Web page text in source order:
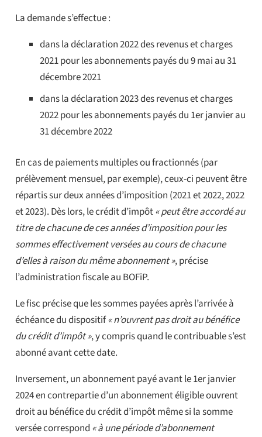
La demande s’effectue :
dans la déclaration 2022 des revenus et charges
2021 pour les abonnements payés du 9 mai au 31
décembre 2021
dans la déclaration 2023 des revenus et charges
2022 pour les abonnements payés du 1er janvier au
31 décembre 2022
En cas de paiements multiples ou fractionnés (par
prélèvement mensuel, par exemple), ceux-ci peuvent être
répartis sur deux années d’imposition (2021 et 2022, 2022
et 2023). Dès lors, le crédit d’impôt« peut être accordé au
titre de chacune de ces années d’imposition pour les
sommes effectivement versées au cours de chacune
d’elles à raison du même abonnement », précise
l’administration fiscale au BOFiP.
Le fisc précise que les sommes payées après l’arrivée à
échéance du dispositif« n’ouvrent pas droit au bénéfice
du crédit d’impôt », y compris quand le contribuable s’est
abonné avant cette date.
Inversement, un abonnement payé avant le 1er janvier
2024 en contrepartie d’un abonnement éligible ouvrent
droit au bénéfice du crédit d’impôt même si la somme
versée correspond « à une période d’abonnement